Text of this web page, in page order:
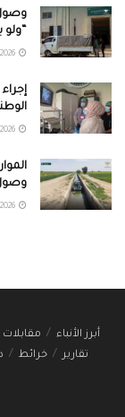
“ولو
وصول
أبرز الأنباء مقابلات
تقارير
خرائط